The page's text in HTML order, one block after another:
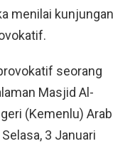
menilai kunjungan
seorang
Masjid Al-
(Kemenlu) Arab
3 Januari